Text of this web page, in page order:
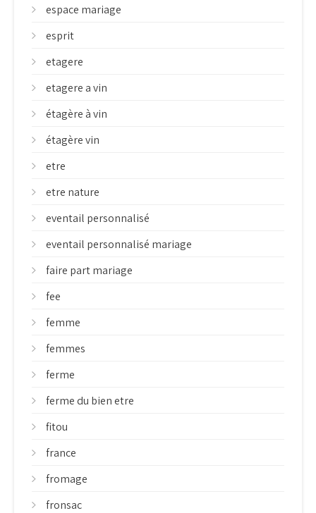
espace mariage
esprit
etagere
etagere a vin
étagère à vin
étagère vin
etre
etre nature
eventail personnalisé
eventail personnalisé mariage
faire part mariage
fee
femme
femmes
ferme
ferme du bien etre
fitou
france
fromage
fronsac